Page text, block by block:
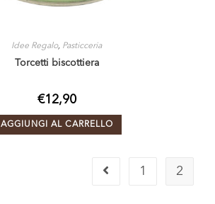
Idee Regalo, Pasticceria
Torcetti biscottiera
€12,90
AGGIUNGI AL CARRELLO
1 2